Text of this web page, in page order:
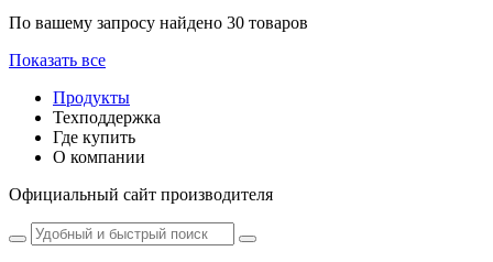
По вашему запросу найдено 30 товаров
Показать все
Продукты
Техподдержка
Где купить
О компании
Официальный сайт производителя